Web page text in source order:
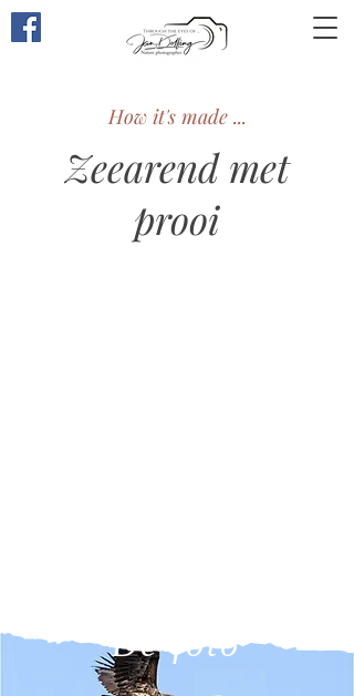
Through the eyes of ...
How it's made ...
Zeearend met
prooi
De foto